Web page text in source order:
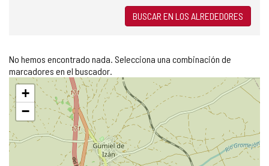
BUSCAR EN LOS ALREDEDORES
No hemos encontrado nada. Selecciona una combinación de
marcadores en el buscador.
Saltar
mapa
+
−